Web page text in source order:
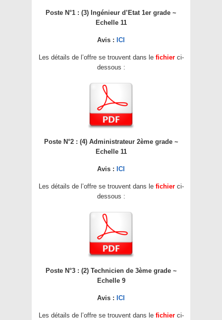
Poste N°1 : (3) Ingénieur d’Etat 1er grade ~
Echelle 11
Avis : ICI
Les détails de l’offre se trouvent dans le fichier ci-
dessous :
Poste N°2 : (4) Administrateur 2ème grade ~
Echelle 11
Avis : ICI
Les détails de l’offre se trouvent dans le fichier ci-
dessous :
Poste N°3 : (2) Technicien de 3ème grade ~
Echelle 9
Avis : ICI
Les détails de l’offre se trouvent dans le fichier ci-